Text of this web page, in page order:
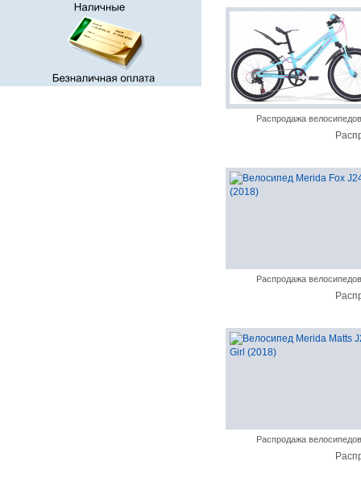
Распродажа велосипедов
Распродажа велосипедов
Распродажа велосипедов